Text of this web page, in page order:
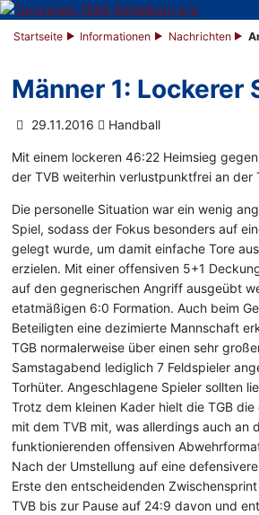
Startseite Informationen Nachrichten
Männer 1: Lockerer
29.11.2016 Handball
Mit einem lockeren 46:22 Heimsieg
der TVB weiterhin verlustpunktfrei an der
Die personelle Situation war ein wenig
Spiel, sodass der Fokus besonders auf
gelegt wurde, um damit einfache Tore
erzielen. Mit einer offensiven 5+1
auf den gegnerischen Angriff ausgeübt
etatmäßigen 6:0 Formation. Auch beim
Beteiligten eine dezimierte Mannschaft
TGB normalerweise über einen sehr
Samstagabend lediglich 7 Feldspieler
Torhüter. Angeschlagene Spieler sollten
Trotz dem kleinen Kader hielt die TGB
mit dem TVB mit, was allerdings auch an
funktionierenden offensiven
Nach der Umstellung auf eine
Erste den entscheidenden
TVB bis zur Pause auf 24:9 davon und